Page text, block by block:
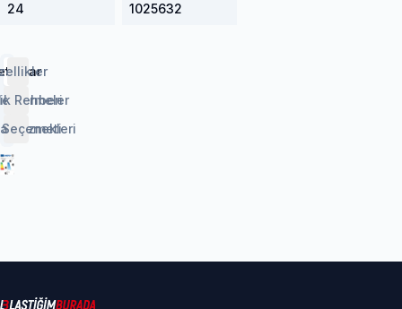
24 1025632
Rehberi
Hizmeti